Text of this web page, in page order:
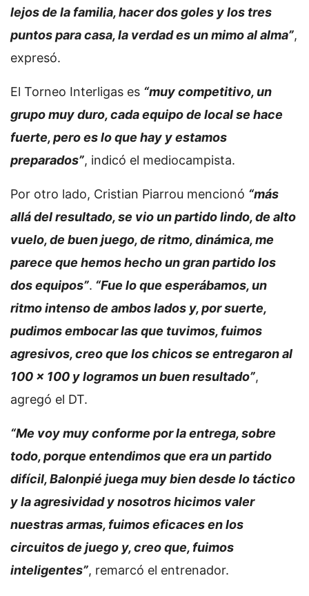
lejos de la familia, hacer dos goles y los tres
puntos para casa, la verdad es un mimo al alma”,
expresó.
El Torneo Interligas es “muy competitivo, un
grupo muy duro, cada equipo de local se hace
fuerte, pero es lo que hay y estamos
preparados”, indicó el mediocampista.
Por otro lado, Cristian Piarrou mencionó “más
allá del resultado, se vio un partido lindo, de alto
vuelo, de buen juego, de ritmo, dinámica, me
parece que hemos hecho un gran partido los
dos equipos”. “Fue lo que esperábamos, un
ritmo intenso de ambos lados y, por suerte,
pudimos embocar las que tuvimos, fuimos
agresivos, creo que los chicos se entregaron al
100 x 100 y logramos un buen resultado”,
agregó el DT.
“Me voy muy conforme por la entrega, sobre
todo, porque entendimos que era un partido
difícil, Balonpié juega muy bien desde lo táctico
y la agresividad y nosotros hicimos valer
nuestras armas, fuimos eficaces en los
circuitos de juego y, creo que, fuimos
inteligentes”, remarcó el entrenador.